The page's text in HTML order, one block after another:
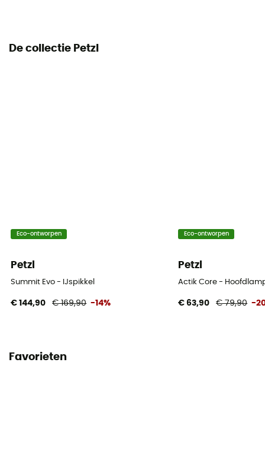
De collectie Petzl
Eco-ontworpen
Petzl
Summit Evo - IJspikkel
€ 144,90 € 169,90 -14%
Eco-ontworpen
Petzl
Actik Core -
€ 63,90 € 79,90 -
Favorieten